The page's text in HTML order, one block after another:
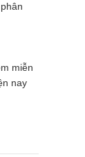
miễn
nay